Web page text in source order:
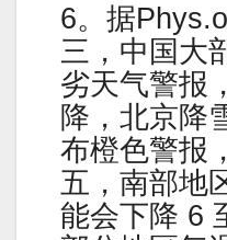
6。据
三，中国大
劣天气警报
降，北京降
布橙色警报
五，南部地
能会下降 6